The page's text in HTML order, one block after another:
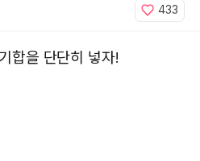
433
합을 단단히 넣자!